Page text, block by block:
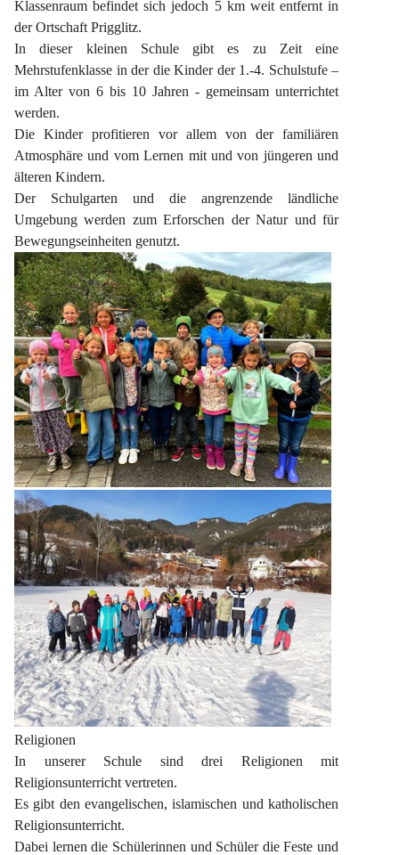
Klassenraum befindet sich jedoch 5 km weit entfernt in
der Ortschaft Prigglitz.
In dieser kleinen Schule gibt es zu Zeit eine
Mehrstufenklasse in der die Kinder der 1.-4. Schulstufe –
im Alter von 6 bis 10 Jahren - gemeinsam unterrichtet
werden.
Die Kinder profitieren vor allem von der familiären
Atmosphäre und vom Lernen mit und von jüngeren und
älteren Kindern.
Der Schulgarten und die angrenzende ländliche
Umgebung werden zum Erforschen der Natur und für
Bewegungseinheiten genutzt.
Religionen
In unserer Schule sind drei Religionen mit
Religionsunterricht vertreten.
Es gibt den evangelischen, islamischen und katholischen
Religionsunterricht.
Dabei lernen die Schülerinnen und Schüler die Feste und